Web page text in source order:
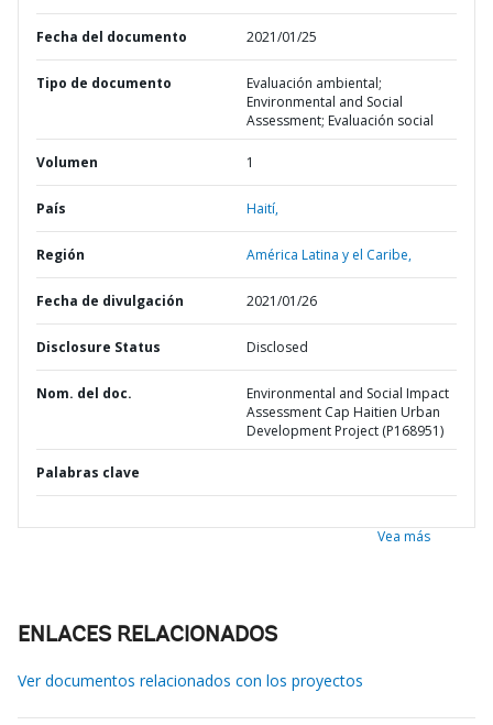
Fecha del documento 2021/01/25
Tipo de documento
Evaluación ambiental;
Environmental and Social
Assessment; Evaluación social
Volumen 1
País Haití,
Región América Latina y el Caribe,
Fecha de divulgación 2021/01/26
Disclosure Status Disclosed
Nom. del doc.
Environmental and Social Impact
Assessment Cap Haitien Urban
Development Project (P168951)
Palabras clave
Vea más
ENLACES RELACIONADOS
Ver documentos relacionados con los proyectos